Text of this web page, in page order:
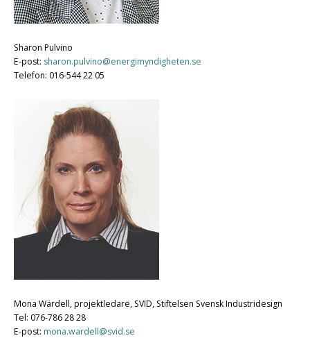
Sharon Pulvino
E-post: sharon.pulvino@energimyndigheten.se
Telefon: 016-544 22 05
Mona Wärdell, projektledare, SVID, Stiftelsen Svensk Industridesign
Tel: 076-786 28 28
E-post: mona.wardell@svid.se